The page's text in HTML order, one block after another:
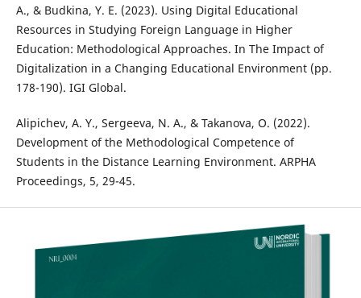
A., & Budkina, Y. E. (2023). Using Digital Educational
Resources in Studying Foreign Language in Higher
Education: Methodological Approaches. In The Impact of
Digitalization in a Changing Educational Environment (pp.
178-190). IGI Global.
Alipichev, A. Y., Sergeeva, N. A., & Takanova, O. (2022).
Development of the Methodological Competence of
Students in the Distance Learning Environment. ARPHA
Proceedings, 5, 29-45.